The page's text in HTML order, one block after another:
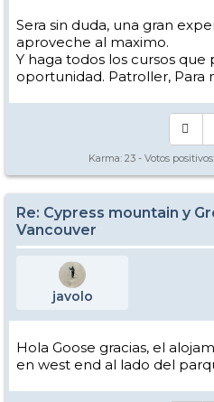
Sera sin duda, una gran
aproveche al maximo.
Y haga todos los cursos que
oportunidad. Patroller, Para
Karma: 23 - Votos positivos:
Re: Cypress mountain y
Vancouver
javolo
Hola Goose gracias, el
en west end al lado del